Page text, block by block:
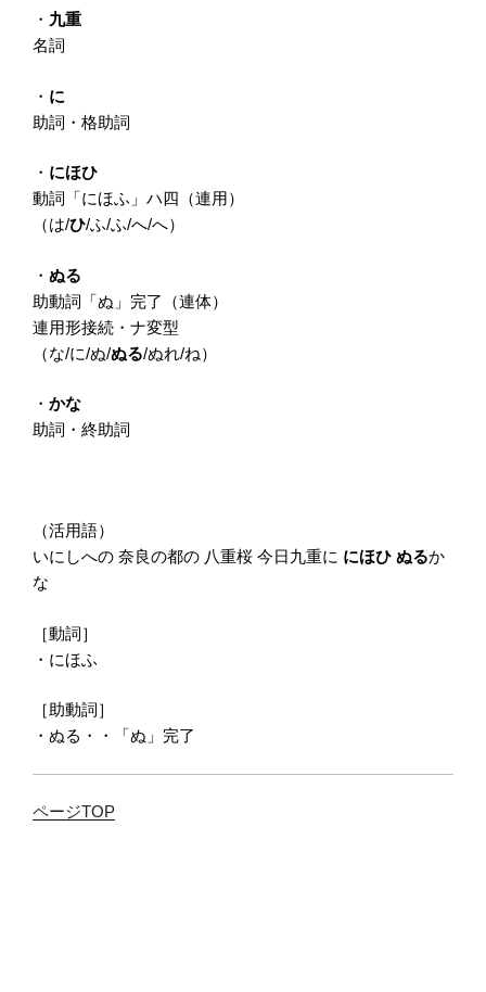
・ 九重
名詞
・ に
助詞・格助詞
・ にほひ
動詞「にほふ」ハ四（連用）
（は/ひ/ふ/ふ/へ/へ）
・ ぬる
助動詞「ぬ」完了（連体）
連用形接続・ナ変型
（な/に/ぬ/ぬる/ぬれ/ね）
・ かな
助詞・終助詞
（活用語）
いにしへの 奈良の都の 八重桜 今日九重に にほひ ぬるか
な
［動詞］
・にほふ
［助動詞］
・ぬる・・「ぬ」完了
ページTOP